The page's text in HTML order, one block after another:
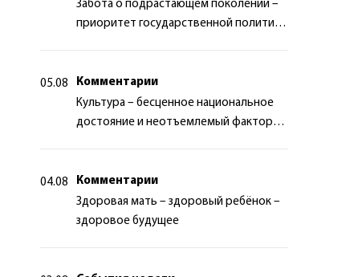
Забота о подрастающем поколении –
приоритет государственной политики
05.08
Комментарии
Культура – бесценное национальное
достояние и неотъемлемый фактор
04.08
Комментарии
Здоровая мать – здоровый ребёнок –
здоровое будущее